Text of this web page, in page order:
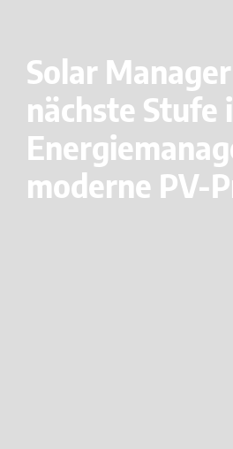
Solar
nächste Stufe
moderne PV-